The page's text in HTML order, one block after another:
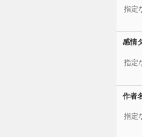
指定
感情
指定
作者
指定